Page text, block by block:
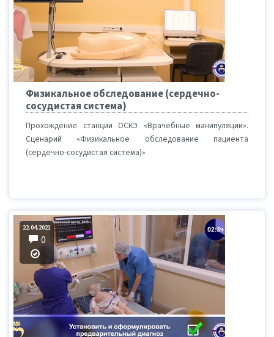
Физикальное обследование (сердечно-
сосудистая система)
Прохождение станции ОСКЭ «Врачебные манипуляции».
Сценарий «Физикальное обследование пациента
(сердечно-сосудистая система)»
22.04.2021
0